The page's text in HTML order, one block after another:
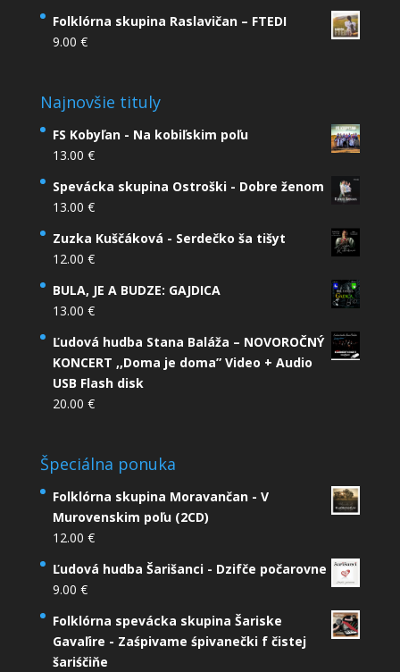
Folklórna skupina Raslavičan – FTEDI
9.00 €
Najnovšie tituly
FS Kobyľan - Na kobiľskim poľu
13.00 €
Spevácka skupina Ostroški - Dobre ženom
13.00 €
Zuzka Kuščáková - Serdečko ša tišyt
12.00 €
BULA, JE A BUDZE: GAJDICA
13.00 €
Ľudová hudba Stana Baláža – NOVOROČNÝ
KONCERT ,,Doma je doma” Video + Audio
USB Flash disk
20.00 €
Špeciálna ponuka
Folklórna skupina Moravančan - V
Murovenskim poľu (2CD)
12.00 €
Ľudová hudba Šarišanci - Dzifče počarovne
9.00 €
Folklórna spevácka skupina Šariske
Gavaľire - Zaśpivame śpivanečki f čistej
šariśčiňe